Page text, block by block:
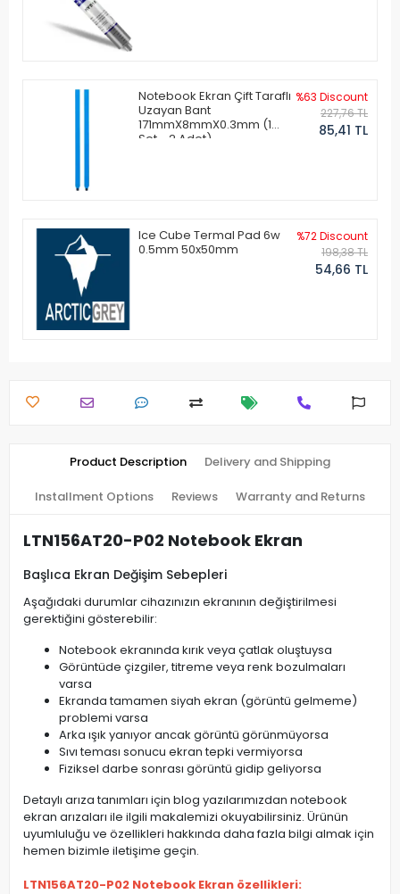
Notebook Ekran Çift Taraflı
Uzayan Bant
171mmX8mmX0.3mm (1
Set - 2 Adet)
%63 Discount
227,76 TL
85,41 TL
Ice Cube Termal Pad 6w
0.5mm 50x50mm
%72 Discount
198,38 TL
54,66 TL
Product Description Delivery and Shipping
Installment Options Reviews Warranty and Returns
LTN156AT20-P02 Notebook Ekran
Başlıca Ekran Değişim Sebepleri
Aşağıdaki durumlar cihazınızın ekranının değiştirilmesi
gerektiğini gösterebilir:
Notebook ekranında kırık veya çatlak oluştuysa
Görüntüde çizgiler, titreme veya renk bozulmaları
varsa
Ekranda tamamen siyah ekran (görüntü gelmeme)
problemi varsa
Arka ışık yanıyor ancak görüntü görünmüyorsa
Sıvı teması sonucu ekran tepki vermiyorsa
Fiziksel darbe sonrası görüntü gidip geliyorsa
Detaylı arıza tanımları için blog yazılarımızdan notebook
ekran arızaları ile ilgili makalemizi okuyabilirsiniz. Ürünün
uyumluluğu ve özellikleri hakkında daha fazla bilgi almak için
hemen bizimle iletişime geçin.
LTN156AT20-P02 Notebook Ekran özellikleri: